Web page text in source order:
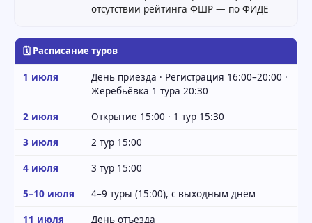
отсутствии рейтинга ФШР — по ФИДЕ
🗓 Расписание туров
1 июля
День приезда · Регистрация 16:00–20:00 ·
Жеребьёвка 1 тура 20:30
2 июля Открытие 15:00 · 1 тур 15:30
3 июля 2 тур 15:00
4 июля 3 тур 15:00
5–10 июля 4–9 туры (15:00), с выходным днём
11 июля День отъезда